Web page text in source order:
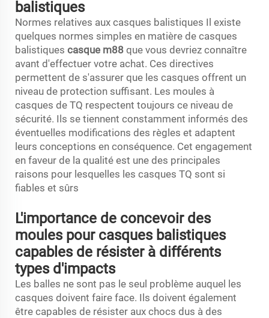
balistiques
Normes relatives aux casques balistiques Il existe
quelques normes simples en matière de casques
balistiques casque m88 que vous devriez connaître
avant d'effectuer votre achat. Ces directives
permettent de s'assurer que les casques offrent un
niveau de protection suffisant. Les moules à
casques de TQ respectent toujours ce niveau de
sécurité. Ils se tiennent constamment informés des
éventuelles modifications des règles et adaptent
leurs conceptions en conséquence. Cet engagement
en faveur de la qualité est une des principales
raisons pour lesquelles les casques TQ sont si
fiables et sûrs
L'importance de concevoir des
moules pour casques balistiques
capables de résister à différents
types d'impacts
Les balles ne sont pas le seul problème auquel les
casques doivent faire face. Ils doivent également
être capables de résister aux chocs dus à des